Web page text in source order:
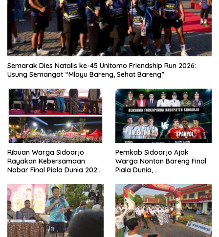
Semarak Dies Natalis ke-45 Unitomo Friendship Run 2026:
Usung Semangat “Mlayu Bareng, Sehat Bareng”
Ribuan Warga Sidoarjo
Rayakan Kebersamaan
Nobar Final Piala Dunia 2026
Forkopimda
Pemkab Sidoarjo Ajak
Warga Nonton Bareng Final
Piala Dunia,